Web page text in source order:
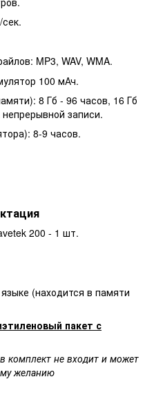
MP3, WAV, WMA.
100 мАч.
8 Гб - 96 часов, 16 Гб
записи.
8-9 часов.
200 - 1 шт.
(находится в памяти
пакет с
комплект не входит и может
желанию